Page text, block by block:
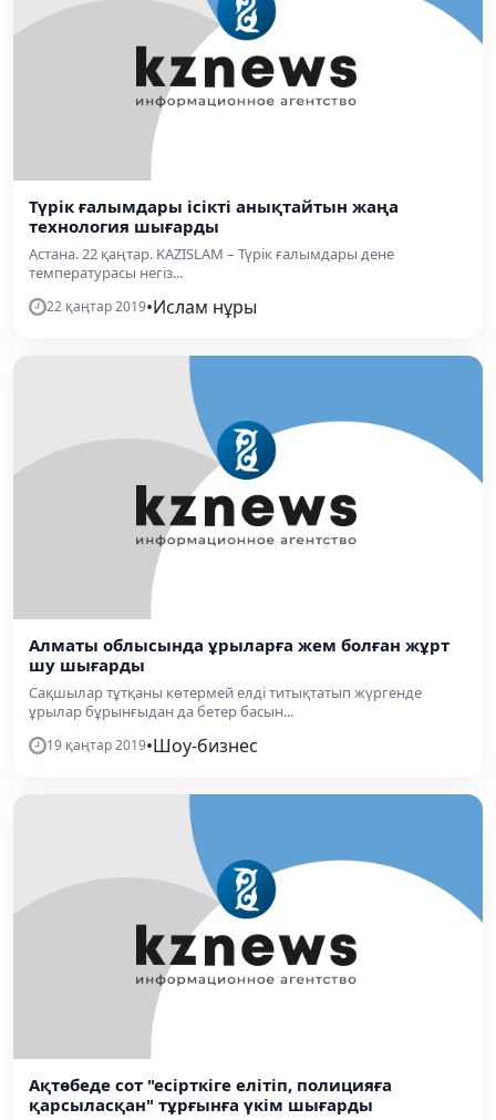
Түрік ғалымдары ісікті анықтайтын жаңа
технология шығарды
Астана. 22 қаңтар. KAZISLAM – Түрік ғалымдары дене
температурасы негіз...
22 қаңтар 2019•Ислам нұры
Алматы облысында ұрыларға жем болған жұрт
шу шығарды
Сақшылар тұтқаны көтермей елді титықтатып жүргенде
ұрылар бұрынғыдан да бетер басын...
19 қаңтар 2019•Шоу-бизнес
Ақтөбеде сот "есірткіге елітіп, полицияға
қарсыласқан" тұрғынға үкім шығарды